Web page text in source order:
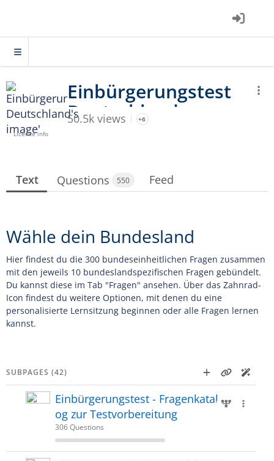
Licence info
50.5k views +6
Text Questions 550 Feed
Wähle dein Bundesland
Hier findest du die 300 bundeseinheitlichen Fragen zusammen
mit den jeweils 10 bundeslandspezifischen Fragen gebündelt.
Du kannst diese im Tab "Fragen" ansehen. Über das Zahnrad-
Icon findest du weitere Optionen, mit denen du eine
personalisierte Lernsitzung beginnen oder alle Fragen lernen
kannst.
SUBPAGES (42)
Einbürgerungstest - Fragenkatal
og zur Testvorbereitung
306 Questions